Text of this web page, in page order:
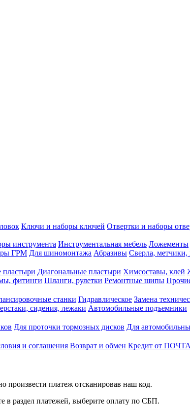
Ключи и наборы ключей Отвертки и наборы
инструмента Инструментальная мебель Ложементы
ГРМ Для шиномонтажа Абразивы Сверла,
пластыри Диагональные пластыри Химсоставы, клей
фитинги Шланги, рулетки Ремонтные шипы
станки Гидравлическое Замена
сидения, лежаки Автомобильные подъемники
Для проточки тормозных дисков Для
и соглашения Возврат и обмен Кредит от
произвести платеж отсканировав наш код.
в раздел платежей, выберите оплату по СБП.